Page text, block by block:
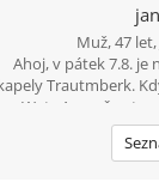
Muž, 47 let,
Ahoj, v pátek 7.8. je
Trautmberk.
na Wats Appu